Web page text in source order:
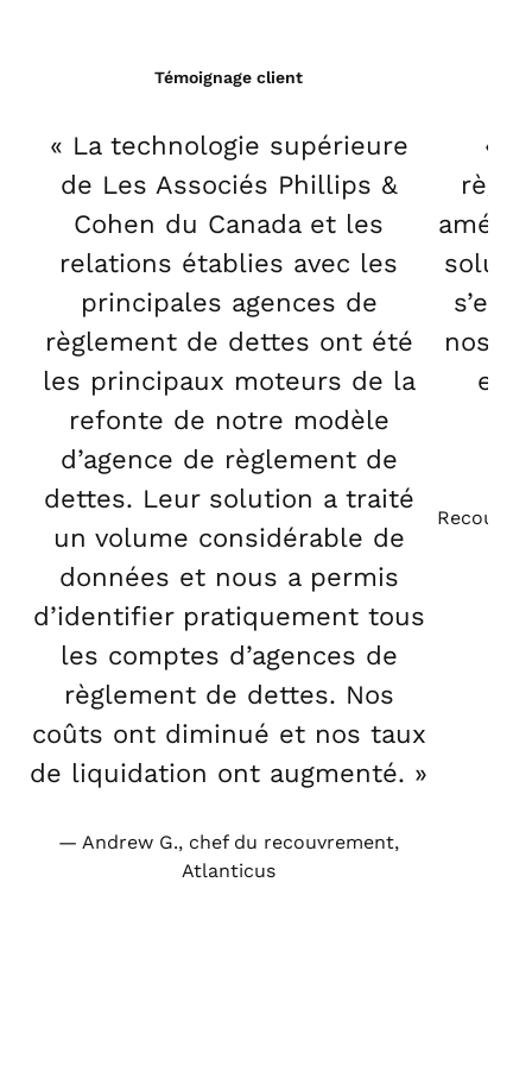
Témoignage client
« La technologie supérieure
de Les Associés Phillips &
Cohen du Canada et les
relations établies avec les
principales agences de
règlement de dettes ont été
les principaux moteurs de la
refonte de notre modèle
d’agence de règlement de
dettes. Leur solution a traité
un volume considérable de
données et nous a permis
d’identifier pratiquement tous
les comptes d’agences de
règlement de dettes. Nos
coûts ont diminué et nos taux
de liquidation ont augmenté. »
Andrew G., chef du recouvrement,
Atlanticus
«
s’est
nos
et